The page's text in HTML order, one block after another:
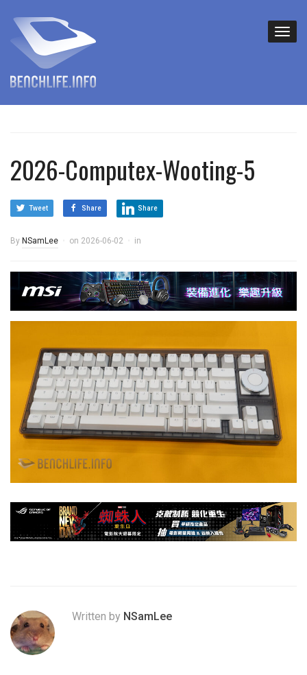
2026-Computex-Wooting-5
Tweet Share Share
By NSamLee on 2026-06-02 in
Written by NSamLee